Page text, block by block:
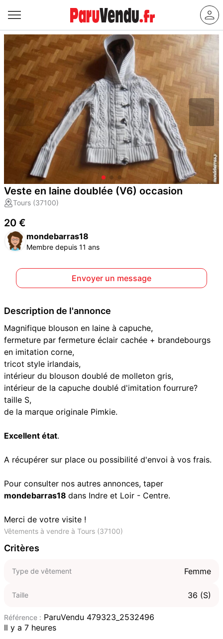
Veste en laine doublée (V6) occasion
Tours (37100)
20 €
mondebarras18
Membre depuis 11 ans
Envoyer un message
Description de l'annonce
Magnifique blouson en laine à capuche,
fermeture par fermeture éclair cachée + brandebourgs
en imitation corne,
tricot style irlandais,
intérieur du blouson doublé de molleton gris,
intérieur de la capuche doublé d'imitation fourrure?
taille S,
de la marque originale Pimkie.
Excellent état.
A récupérer sur place ou possibilité d'envoi à vos frais.
Pour consulter nos autres annonces, taper
mondebarras18 dans Indre et Loir - Centre.
Merci de votre visite !
Vêtements à vendre à Tours (37100)
Critères
Type de vêtement Femme
Taille 36 (S)
Référence : ParuVendu 479323_2532496
Il y a 7 heures